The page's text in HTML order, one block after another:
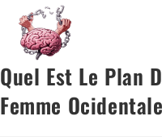
Quel Est Le Plan
Femme